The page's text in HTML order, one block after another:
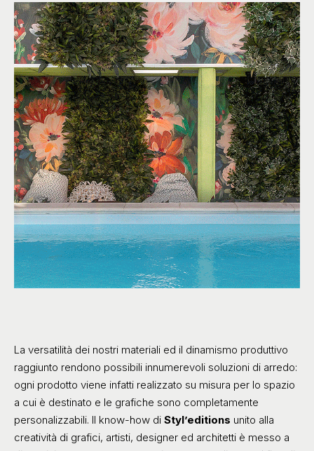
La versatilità dei nostri materiali ed il dinamismo produttivo
raggiunto rendono possibili innumerevoli soluzioni di arredo:
ogni prodotto viene infatti realizzato su misura per lo spazio
a cui è destinato e le grafiche sono completamente
personalizzabili. Il know-how di Styl’editions unito alla
creatività di grafici, artisti, designer ed architetti è messo a